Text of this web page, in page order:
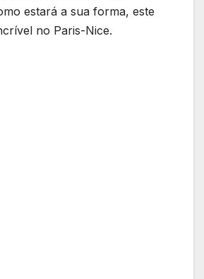
estará a sua forma, este
no Paris-Nice.